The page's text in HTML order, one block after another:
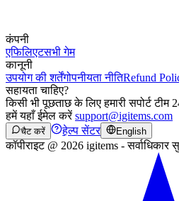
कंपनी
एफिलिएटसभी गेम
कानूनी
उपयोग की शर्तेंगोपनीयता नीतिRefund
सहायता चाहिए?
किसी भी पूछताछ के लिए हमारी सपोर्ट टीम
हमें यहाँ ईमेल करेंsupport@igitems.com
चैट करें हेल्प सेंटर English
कॉपीराइट @ 2026 igitems - सर्वाधिकार